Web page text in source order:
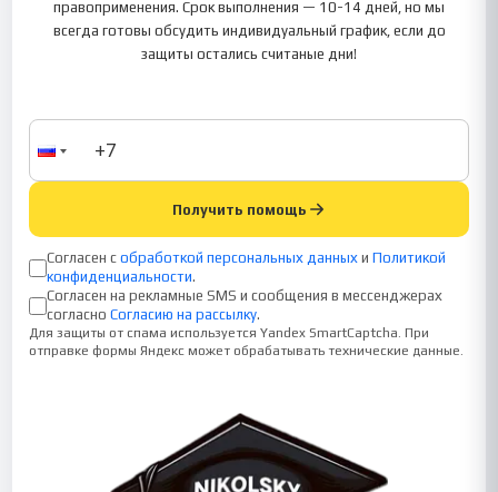
правоприменения. Срок выполнения — 10-14 дней, но мы
всегда готовы обсудить индивидуальный график, если до
защиты остались считаные дни!
Получить помощь
Согласен с обработкой персональных данных и Политикой
конфиденциальности.
Согласен на рекламные SMS и сообщения в мессенджерах
согласно Согласию на рассылку.
Для защиты от спама используется Yandex SmartCaptcha. При
отправке формы Яндекс может обрабатывать технические данные.